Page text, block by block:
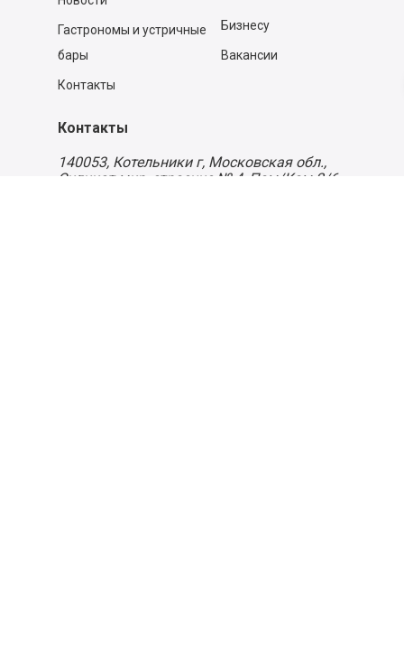
Гастрономы и устричные
бары
Контакты
Бизнесу
Вакансии
Контакты
140053, Котельники г, Московская обл.,
Силикат мкр, строение № 4, Пом/Ком 2/6